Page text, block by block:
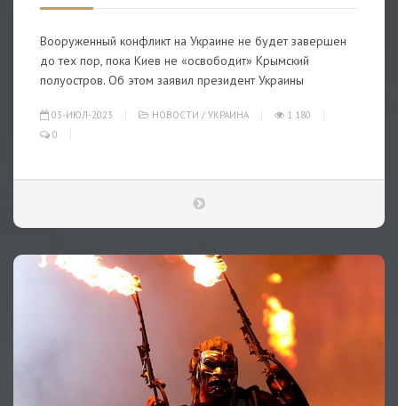
Вооруженный конфликт на Украине не будет завершен
до тех пор, пока Киев не «освободит» Крымский
полуостров. Об этом заявил президент Украины
03-ИЮЛ-2023 НОВОСТИ / УКРАИНА
1 180
0